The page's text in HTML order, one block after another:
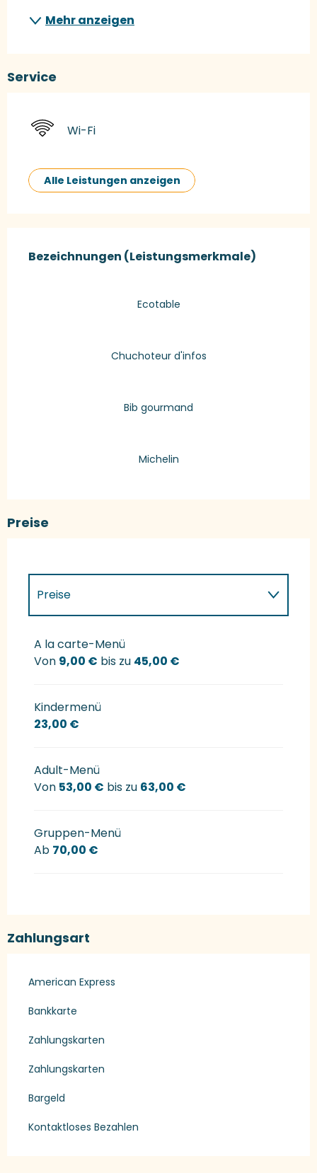
Mehr anzeigen
Service
Wi-Fi
Alle Leistungen anzeigen
Bezeichnungen (Leistungsmerkmale)
Bezeichnungen (Leistungsmerkmale)
Ecotable
Chuchoteur d'infos
Bib gourmand
Michelin
Preise
Preise
Preise 2027
A la carte-Menü
Von 9,00 € bis zu 45,00 €
Kindermenü
23,00 €
Adult-Menü
Von 53,00 € bis zu 63,00 €
Gruppen-Menü
Ab 70,00 €
Zahlungsart
American Express
Bankkarte
Zahlungskarten
Zahlungskarten
Bargeld
Kontaktloses Bezahlen